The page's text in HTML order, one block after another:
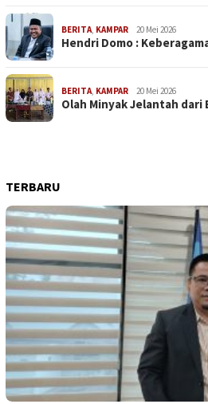
BERITA, KAMPAR 20 Mei 2026
Hendri Domo :
BERITA, KAMPAR 20 Mei 2026
Olah Minyak Jelantah
TERBARU